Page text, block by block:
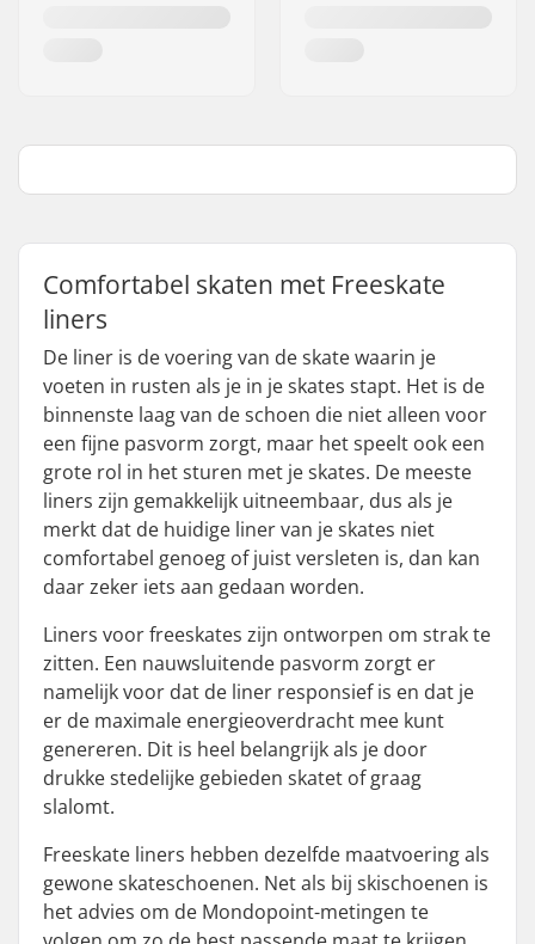
Comfortabel skaten met Freeskate
liners
De liner is de voering van de skate waarin je
voeten in rusten als je in je skates stapt. Het is de
binnenste laag van de schoen die niet alleen voor
een fijne pasvorm zorgt, maar het speelt ook een
grote rol in het sturen met je skates. De meeste
liners zijn gemakkelijk uitneembaar, dus als je
merkt dat de huidige liner van je skates niet
comfortabel genoeg of juist versleten is, dan kan
daar zeker iets aan gedaan worden.
Liners voor freeskates zijn ontworpen om strak te
zitten. Een nauwsluitende pasvorm zorgt er
namelijk voor dat de liner responsief is en dat je
er de maximale energieoverdracht mee kunt
genereren. Dit is heel belangrijk als je door
drukke stedelijke gebieden skatet of graag
slalomt.
Freeskate liners hebben dezelfde maatvoering als
gewone skateschoenen. Net als bij skischoenen is
het advies om de Mondopoint-metingen te